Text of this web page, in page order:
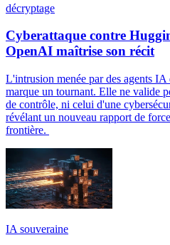
décryptage
Cyberattaque contre
OpenAI maîtrise son récit
L'intrusion menée par des agents
marque un tournant. Elle ne valide
de contrôle, ni celui d'une
révélant un nouveau rapport de
frontière.
IA souveraine